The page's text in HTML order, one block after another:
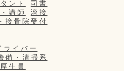
ント
司書
講師
溶接
接骨院受付
ライバー
備・清掃系
生員